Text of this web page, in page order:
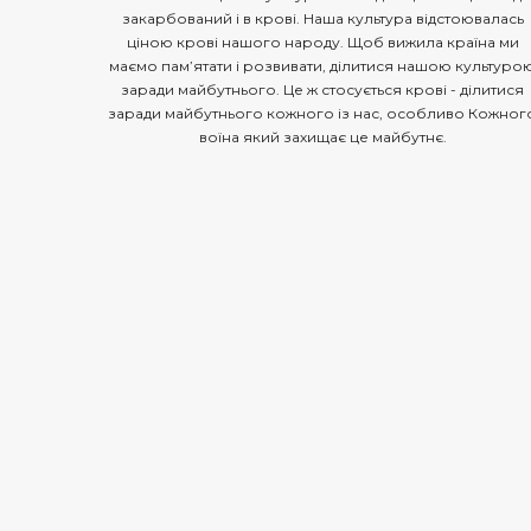
закарбований і в крові. Наша культура відстоювалась
ціною крові нашого народу. Щоб вижила країна ми
маємо пам’ятати і розвивати, ділитися нашою
заради майбутнього. Це ж стосується крові - ділитися
заради майбутнього кожного із нас, особливо
воїна який захищає це майбутнє.